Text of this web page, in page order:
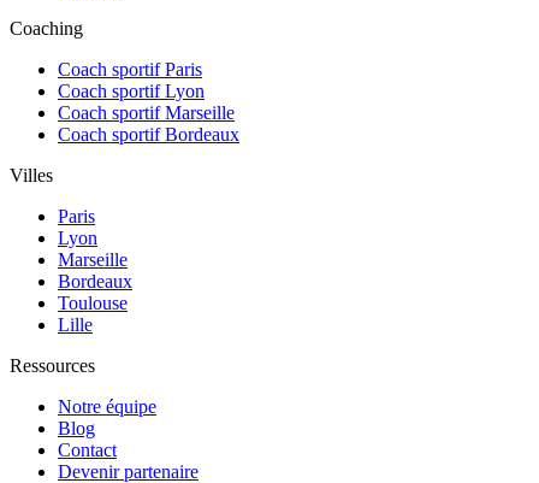
Coaching
Coach sportif Paris
Coach sportif Lyon
Coach sportif Marseille
Coach sportif Bordeaux
Villes
Paris
Lyon
Marseille
Bordeaux
Toulouse
Lille
Ressources
Notre équipe
Blog
Contact
Devenir partenaire